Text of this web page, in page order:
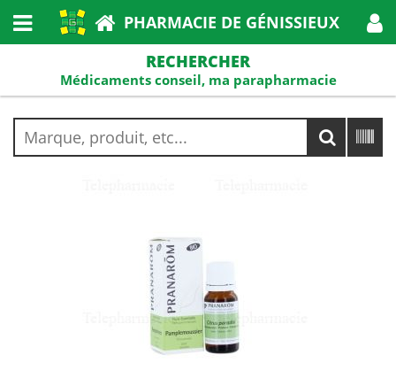
PHARMACIE DE GÉNISSIEUX
RECHERCHER
Médicaments conseil, ma parapharmacie